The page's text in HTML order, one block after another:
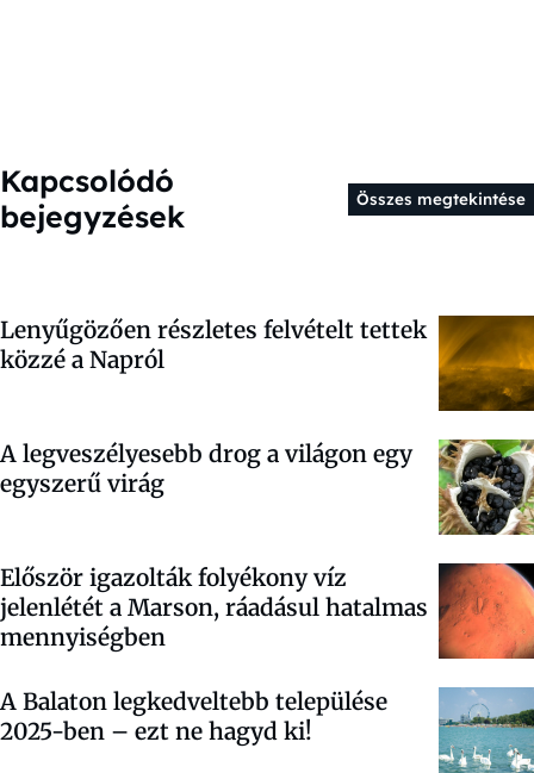
Kapcsolódó
bejegyzések
Összes megtekintése
Lenyűgözően részletes felvételt tettek
közzé a Napról
A legveszélyesebb drog a világon egy
egyszerű virág
Először igazolták folyékony víz
jelenlétét a Marson, ráadásul hatalmas
mennyiségben
A Balaton legkedveltebb települése
2025-ben – ezt ne hagyd ki!